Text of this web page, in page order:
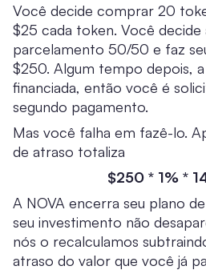
Você decide comprar 20
$25 cada token. Você
parcelamento 50/50 e faz
$250. Algum tempo depois,
financiada, então você é
segundo pagamento.
Mas você falha em fazê-lo.
de atraso totaliza
$250 * 1% *
A NOVA encerra seu plano
seu investimento não
nós o recalculamos
atraso do valor que você já